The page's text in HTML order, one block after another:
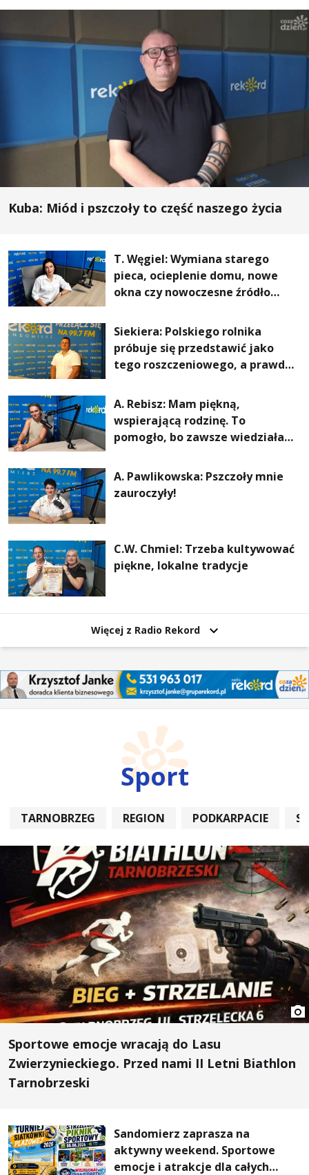
Kuba: Miód i pszczoły to część naszego życia
T. Węgiel: Wymiana starego
pieca, ocieplenie domu, nowe
okna czy nowoczesne źródło
rachunki za energię, lepszy
komfort życia i... czystsze
powietrze
Siekiera: Polskiego rolnika
próbuje się przedstawić jako
tego roszczeniowego, a prawda
A. Rebisz: Mam piękną,
wspierającą rodzinę. To
pomogło, bo zawsze wiedziałam,
najważniejsza
A. Pawlikowska: Pszczoły mnie
zauroczyły!
C.W. Chmiel: Trzeba kultywować
piękne, lokalne tradycje
Więcej z Radio Rekord
Sport
TARNOBRZEG REGION PODKARPACIE
Sportowe emocje wracają do Lasu
Zwierzynieckiego. Przed nami II Letni Biathlon
Tarnobrzeski
Sandomierz zaprasza na
aktywny weekend. Sportowe
emocje i atrakcje dla całych